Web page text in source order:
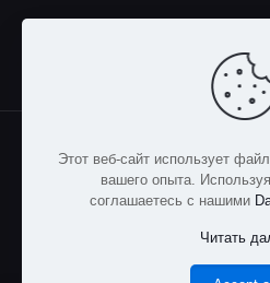
© 2023 SoundProkat- аренда
сценического
Этот веб-сайт использует
вашего опыта.
соглашаетесь с нашими
Читать